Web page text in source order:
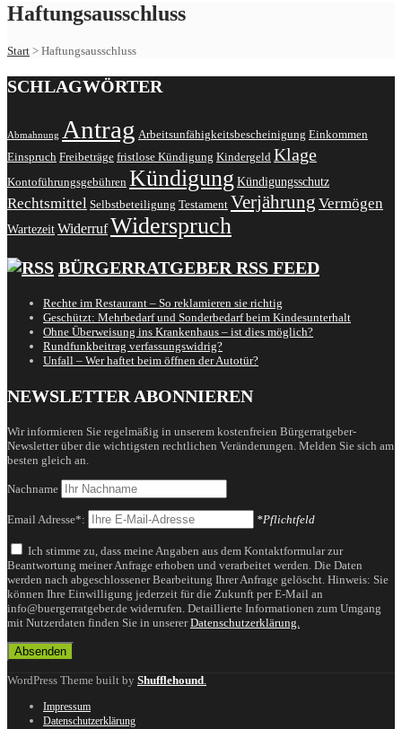
Haftungsausschluss
Start > Haftungsausschluss
SCHLAGWÖRTER
Abmahnung Antrag Arbeitsunfähigkeitsbescheinigung Einkommen
Einspruch Freibeträge fristlose Kündigung Kindergeld Klage
Kontoführungsgebühren Kündigung Kündigungsschutz
Rechtsmittel Selbstbeteiligung Testament Verjährung Vermögen
WartezeitWiderrufWiderspruch
BÜRGERRATGEBER RSS FEED
Rechte im Restaurant – So reklamieren sie richtig
Geschützt: Mehrbedarf und Sonderbedarf beim Kindesunterhalt
Ohne Überweisung ins Krankenhaus – ist dies möglich?
Rundfunkbeitrag verfassungswidrig?
Unfall – Wer haftet beim öffnen der Autotür?
NEWSLETTER ABONNIEREN
Wir informieren Sie regelmäßig in unserem kostenfreien Bürgerratgeber-
Newsletter über die wichtigsten rechtlichen Veränderungen. Melden Sie sich am
besten gleich an.
Nachname
Email Adresse*: *Pflichtfeld
Ich stimme zu, dass meine Angaben aus dem Kontaktformular zur
Beantwortung meiner Anfrage erhoben und verarbeitet werden. Die Daten
werden nach abgeschlossener Bearbeitung Ihrer Anfrage gelöscht. Hinweis: Sie
können Ihre Einwilligung jederzeit für die Zukunft per E-Mail an
info@buergerratgeber.de widerrufen. Detaillierte Informationen zum Umgang
mit Nutzerdaten finden Sie in unsererDatenschutzerklärung.
WordPress Theme built by Shufflehound
Impressum
Datenschutzerklärung